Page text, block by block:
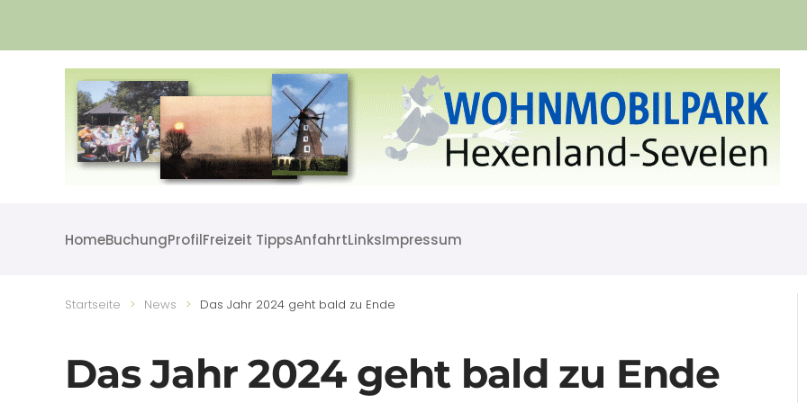
Skip to main content
HomeBuchungProfilFreizeit TippsAnfahrtLinksImpressum
Startseite News Das Jahr 2024 geht bald zu Ende
Das Jahr 2024 geht bald zu Ende